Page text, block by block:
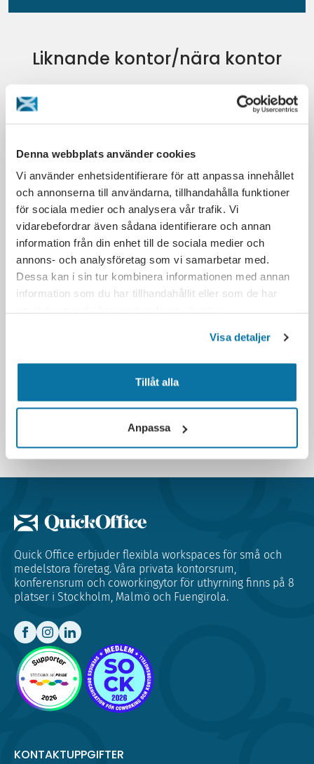
Denna webbplats använder cookies
Vi använder enhetsidentifierare för att anpassa innehållet
och annonserna till användarna, tillhandahålla funktioner
för sociala medier och analysera vår trafik. Vi
vidarebefordrar även sådana identifierare och annan
information från din enhet till de sociala medier och
annons- och analysföretag som vi samarbetar med.
Dessa kan i sin tur kombinera informationen med annan
information som du har tillhandahållit eller som de har
Visa detaljer
Tillåt alla
Anpassa
Liknande kontor/nära kontor
flexibla ytor i Älvsjö med möjlighet till
Quick Office erbjuder flexibla workspaces för små och
medelstora företag. Våra privata kontorsrum,
konferensrum och coworkingytor för uthyrning finns på 8
platser i Stockholm, Malmö och Fuengirola.
KONTAKTUPPGIFTER